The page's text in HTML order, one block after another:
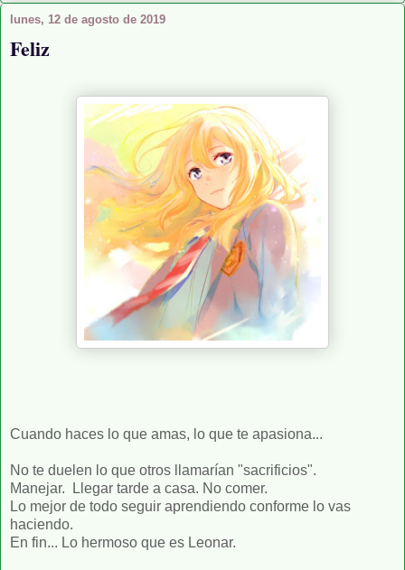
lunes, 12 de agosto de 2019
Feliz
Cuando haces lo que amas, lo que te apasiona...
No te duelen lo que otros llamarían "sacrificios".
Manejar. Llegar tarde a casa. No comer.
Lo mejor de todo seguir aprendiendo conforme lo vas
haciendo.
En fin... Lo hermoso que es Leonar.